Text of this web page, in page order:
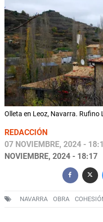
Olleta en Leoz, Navarra. Rufino
REDACCIÓN
07 NOVIEMBRE, 2024 -
NOVIEMBRE, 2024 - 18:17
NAVARRA OBRA